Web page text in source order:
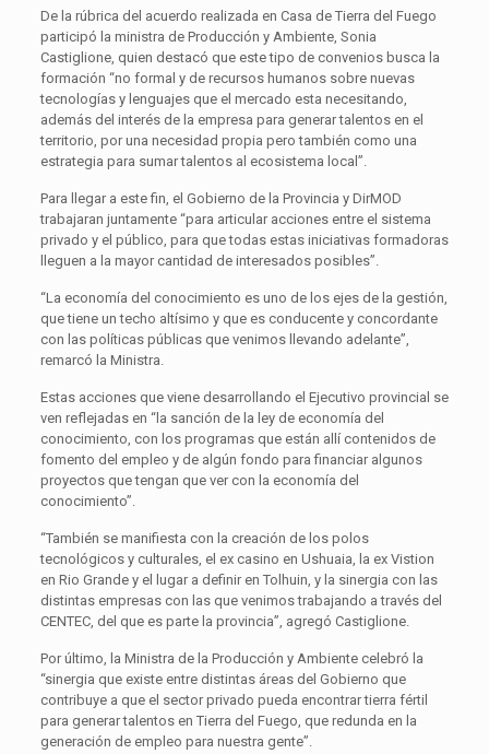
De la rúbrica del acuerdo realizada en Casa de Tierra del Fuego
participó la ministra de Producción y Ambiente, Sonia
Castiglione, quien destacó que este tipo de convenios busca la
formación “no formal y de recursos humanos sobre nuevas
tecnologías y lenguajes que el mercado esta necesitando,
además del interés de la empresa para generar talentos en el
territorio, por una necesidad propia pero también como una
estrategia para sumar talentos al ecosistema local”.
Para llegar a este fin, el Gobierno de la Provincia y DirMOD
trabajaran juntamente “para articular acciones entre el sistema
privado y el público, para que todas estas iniciativas formadoras
lleguen a la mayor cantidad de interesados posibles”.
“La economía del conocimiento es uno de los ejes de la gestión,
que tiene un techo altísimo y que es conducente y concordante
con las políticas públicas que venimos llevando adelante”,
remarcó la Ministra.
Estas acciones que viene desarrollando el Ejecutivo provincial se
ven reflejadas en “la sanción de la ley de economía del
conocimiento, con los programas que están allí contenidos de
fomento del empleo y de algún fondo para financiar algunos
proyectos que tengan que ver con la economía del
conocimiento”.
“También se manifiesta con la creación de los polos
tecnológicos y culturales, el ex casino en Ushuaia, la ex Vistion
en Rio Grande y el lugar a definir en Tolhuin, y la sinergia con las
distintas empresas con las que venimos trabajando a través del
CENTEC, del que es parte la provincia”, agregó Castiglione.
Por último, la Ministra de la Producción y Ambiente celebró la
“sinergia que existe entre distintas áreas del Gobierno que
contribuye a que el sector privado pueda encontrar tierra fértil
para generar talentos en Tierra del Fuego, que redunda en la
generación de empleo para nuestra gente”.